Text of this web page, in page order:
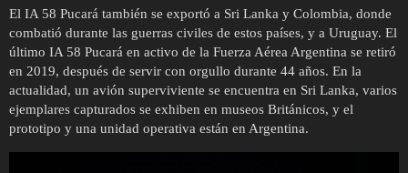
El IA 58 Pucará también se exportó a Sri Lanka y Colombia, donde
combatió durante las guerras civiles de estos países, y a Uruguay. El
último IA 58 Pucará en activo de la Fuerza Aérea Argentina se retiró
en 2019, después de servir con orgullo durante 44 años. En la
actualidad, un avión superviviente se encuentra en Sri Lanka, varios
ejemplares capturados se exhiben en museos Británicos, y el
prototipo y una unidad operativa están en Argentina.